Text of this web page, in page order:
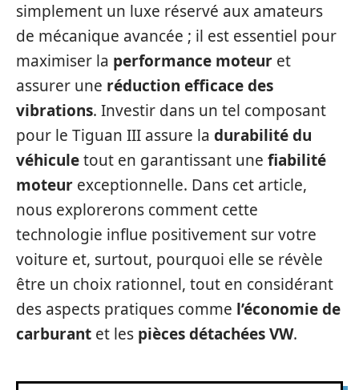
simplement un luxe réservé aux amateurs
de mécanique avancée ; il est essentiel pour
maximiser la performance moteur et
assurer une réduction efficace des
vibrations. Investir dans un tel composant
pour le Tiguan III assure la durabilité du
véhiculetout en garantissant une fiabilité
moteur exceptionnelle. Dans cet article,
nous explorerons comment cette
technologie influe positivement sur votre
voiture et, surtout, pourquoi elle se révèle
être un choix rationnel, tout en considérant
des aspects pratiques comme l’économie de
carburant et les pièces détachées VW.